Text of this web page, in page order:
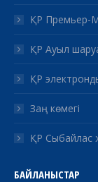
ҚР Премьер-
ҚР Ауыл
ҚР
Заң көмегі
ҚР Сыбайлас
БАЙЛАНЫСТАР